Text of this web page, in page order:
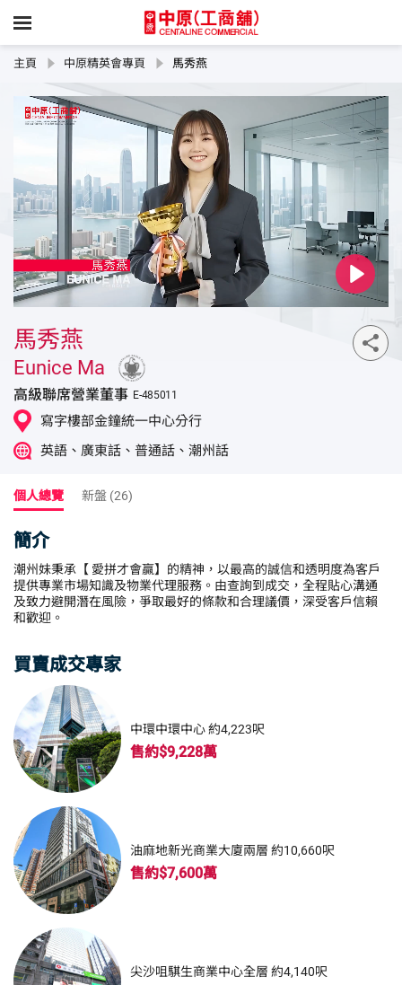
主頁 中原精英會專頁 馬秀燕
Play
馬秀燕
Eunice Ma
高級聯席營業董事 E-485011
寫字樓部金鐘統一中心分行
英語、廣東話、普通話、潮州話
個人總覽 新盤 (26)
簡介
潮州妹秉承【 愛拼才會贏】的精神，以最高的誠信和透明度為客戶
提供專業市場知識及物業代理服務。由查詢到成交，全程貼心溝通
及致力避開潛在風險，爭取最好的條款和合理議價，深受客戶信賴
和歡迎。
買賣成交專家
中環中環中心 約4,223呎
售約$9,228萬
油麻地新光商業大廈兩層 約10,660呎
售約$7,600萬
尖沙咀騏生商業中心全層 約4,140呎